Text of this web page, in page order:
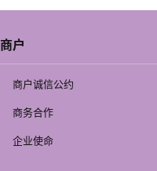
商户
商户诚信公约
商务合作
企业使命